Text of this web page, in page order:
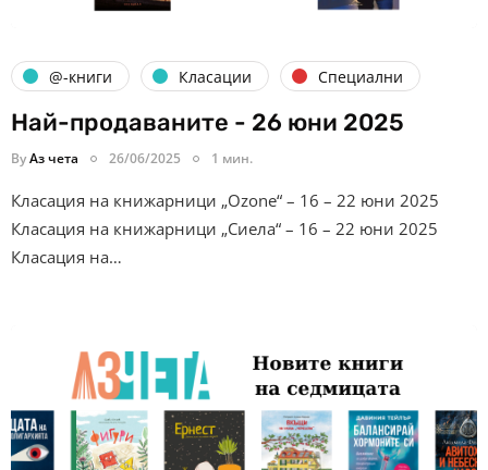
@-книги Класации Специални
Най-продаваните - 26 юни 2025
ByАз чета 26/06/2025 1 мин.
Класация на книжарници „Ozone“ – 16 – 22 юни 2025
Класация на книжарници „Сиела“ – 16 – 22 юни 2025
Класация на…